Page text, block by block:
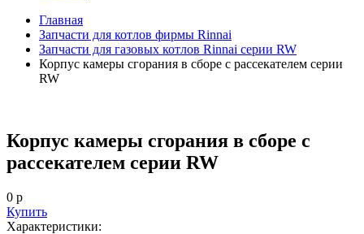
Главная
Запчасти для котлов фирмы Rinnai
Запчасти для газовых котлов Rinnai серии RW
Корпус камеры сгорания в сборе с рассекателем серии
RW
Корпус камеры сгорания в сборе с
рассекателем серии RW
0 р
Купить
Характеристики: